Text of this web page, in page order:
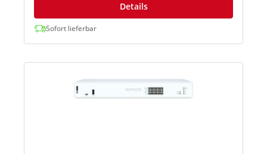
Details
Sofort lieferbar